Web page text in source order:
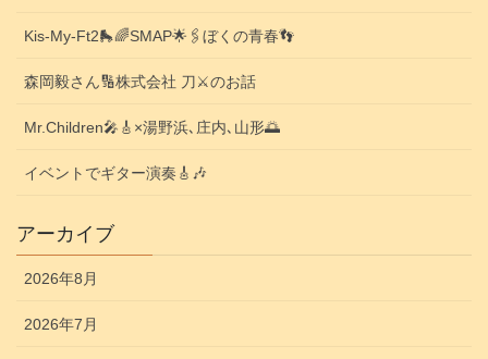
Kis-My-Ft2🛼🌈SMAP🌟🖇️ぼくの青春👣
森岡毅さん🔢株式会社 刀⚔️のお話
Mr.Children🎤🎸×湯野浜､庄内､山形🌅
イベントでギター演奏🎸🎶
アーカイブ
2026年8月
2026年7月